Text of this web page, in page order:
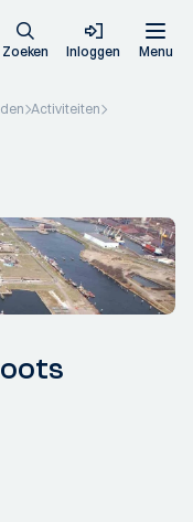
Zoeken Inloggen Menu
Activiteiten